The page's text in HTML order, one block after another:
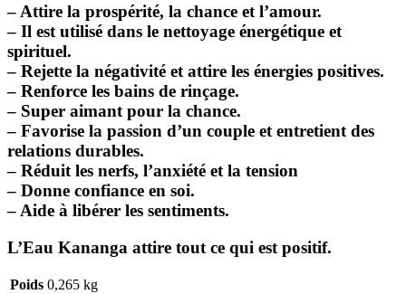
– Attire la prospérité, la chance et l’amour.
– Il est utilisé dans le nettoyage énergétique et
spirituel.
– Rejette la négativité et attire les énergies positives.
– Renforce les bains de rinçage.
– Super aimant pour la chance.
– Favorise la passion d’un couple et entretient des
relations durables.
– Réduit les nerfs, l’anxiété et la tension
– Donne confiance en soi.
– Aide à libérer les sentiments.
L’Eau Kananga attire tout ce qui est positif.
Poids 0,265 kg